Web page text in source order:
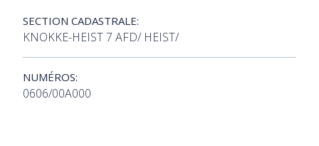
SECTION CADASTRALE:
KNOKKE-HEIST 7 AFD/ HEIST/
NUMÉROS:
0606/00A000